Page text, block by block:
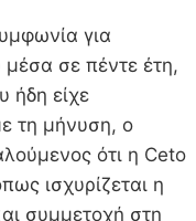
για
μέσα σε πέντε έτη,
ήδη είχε
τη μήνυση, ο
ότι η Ceto
ισχυρίζεται η
συμμετοχή στη